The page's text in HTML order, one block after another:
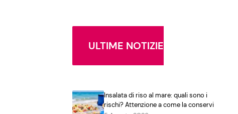
ULTIME NOTIZIE
Insalata di riso al mare: quali sono i
rischi? Attenzione a come la conservi